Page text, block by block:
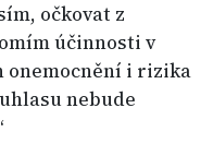
očkovat z
účinnosti v
onemocnění i rizika
nebude